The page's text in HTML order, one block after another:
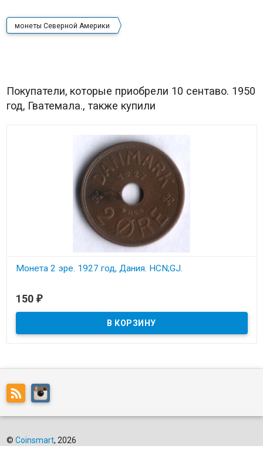
монеты Северной Америки
Покупатели, которые приобрели 10 сентаво. 1950
год, Гватемала., также купили
Монета 2 эре. 1927 год, Дания. HCN;GJ.
150 ₽
© Coinsmart, 2026